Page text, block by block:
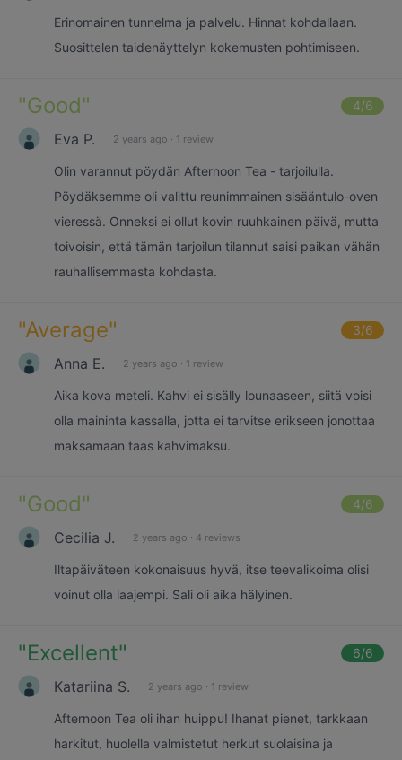
Erinomainen tunnelma ja palvelu. Hinnat kohdallaan.
Suosittelen taidenäyttelyn kokemusten pohtimiseen.
"Good" 4/6
Eva P. 2 years ago · 1 review
Olin varannut pöydän Afternoon Tea - tarjoilulla.
Pöydäksemme oli valittu reunimmainen sisääntulo-oven
vieressä. Onneksi ei ollut kovin ruuhkainen päivä, mutta
toivoisin, että tämän tarjoilun tilannut saisi paikan vähän
rauhallisemmasta kohdasta.
"Average" 3/6
Anna E. 2 years ago · 1 review
Aika kova meteli. Kahvi ei sisälly lounaaseen, siitä voisi
olla maininta kassalla, jotta ei tarvitse erikseen jonottaa
maksamaan taas kahvimaksu.
"Good" 4/6
Cecilia J. 2 years ago · 4 reviews
Iltapäiväteen kokonaisuus hyvä, itse teevalikoima olisi
voinut olla laajempi. Sali oli aika hälyinen.
"Excellent" 6/6
Katariina S. 2 years ago · 1 review
Afternoon Tea oli ihan huippu! Ihanat pienet, tarkkaan
harkitut, huolella valmistetut herkut suolaisina ja